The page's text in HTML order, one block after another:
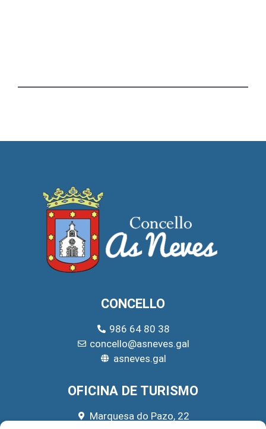
CONCELLO
986 64 80 38
concello@asneves.gal
asneves.gal
OFICINA DE TURISMO
Marquesa do Pazo, 22